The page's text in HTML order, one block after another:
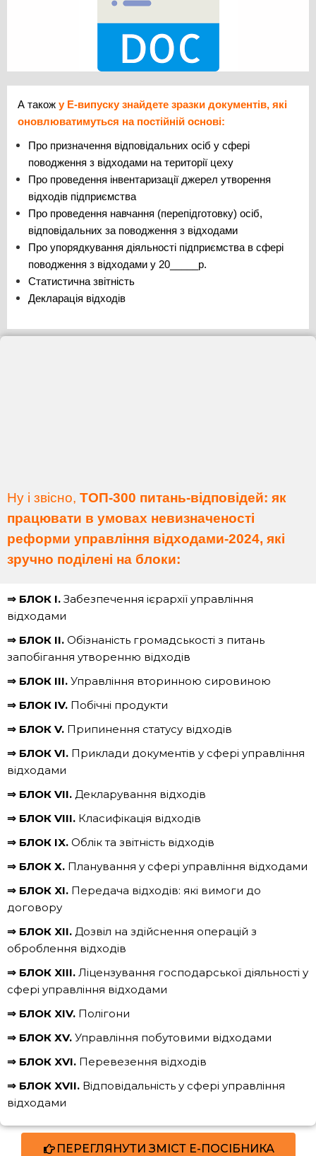
А також у Е-випуску знайдете зразки документів, які
оновлюватимуться на постійній основі:
Про призначення відповідальних осіб у сфері
поводження з відходами на території цеху
Про проведення інвентаризації джерел утворення
відходів підприємства
Про проведення навчання (перепідготовку) осіб,
відповідальних за поводження з відходами
Про упорядкування діяльності підприємства в сфері
поводження з відходами у 20_____р.
Статистична звітність
Декларація відходів
Ну і звісно, ТОП-300 питань-відповідей: як
працювати в умовах невизначеності
реформи управління відходами-2024, які
зручно поділені на блоки:
⇒ БЛОК І. Забезпечення ієрархії управління
відходами
⇒ БЛОК ІІ. Обізнаність громадськості з питань
запобігання утворенню відходів
⇒ БЛОК ІІІ. Управління вторинною сировиною
⇒ БЛОК IV. Побічні продукти
⇒ БЛОК V. Припинення статусу відходів
⇒ БЛОК VI. Приклади документів у сфері управління
відходами
⇒ БЛОК VII. Декларування відходів
⇒ БЛОК VIII. Класифікація відходів
⇒ БЛОК IX. Облік та звітність відходів
⇒ БЛОК Х. Планування у сфері управління відходами
⇒ БЛОК XI. Передача відходів: які вимоги до
договору
⇒ БЛОК XII. Дозвіл на здійснення операцій з
оброблення відходів
⇒ БЛОК XIII. Ліцензування господарської діяльності у
сфері управління відходами
⇒ БЛОК XIV. Полігони
⇒ БЛОК ХV. Управління побутовими відходами
⇒ БЛОК XVI. Перевезення відходів
⇒ БЛОК XVII. Відповідальність у сфері управління
відходами
ПЕРЕГЛЯНУТИ ЗМІСТ Е-ПОСІБНИКА